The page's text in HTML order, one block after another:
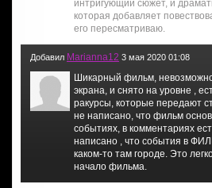
интригующий сюжет, и
которая добавляет
его пересматриваю.
Добавил Marianna12 3 мая 2020 01:08
Шикарный фильм, невозможно
экрана, и снято на уровне ,
ракурсы, которые передают
не написано, что фильм
событиях, в комментариях
написано , что события в
каком-то там городе. Это
начало фильма.